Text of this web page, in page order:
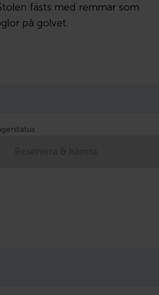
fästs med remmar som
på golvet.